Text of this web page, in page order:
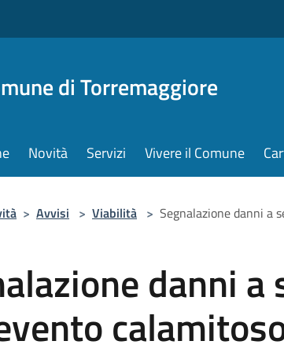
di Torremaggiore
Novità Servizi Vivere il Comune
> Avvisi > Viabilità > Segnalazione danni a
danni a